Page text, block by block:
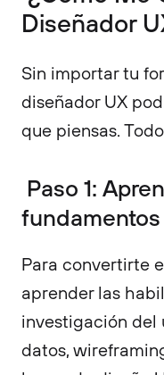
Diseñador
Sin importar tu
diseñador UX
que piensas.
Paso 1:
Para convertirte
aprender las
investigación del
datos,